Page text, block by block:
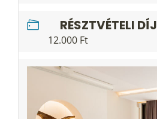
RÉSZTVÉTELI DÍJ
12.000 Ft